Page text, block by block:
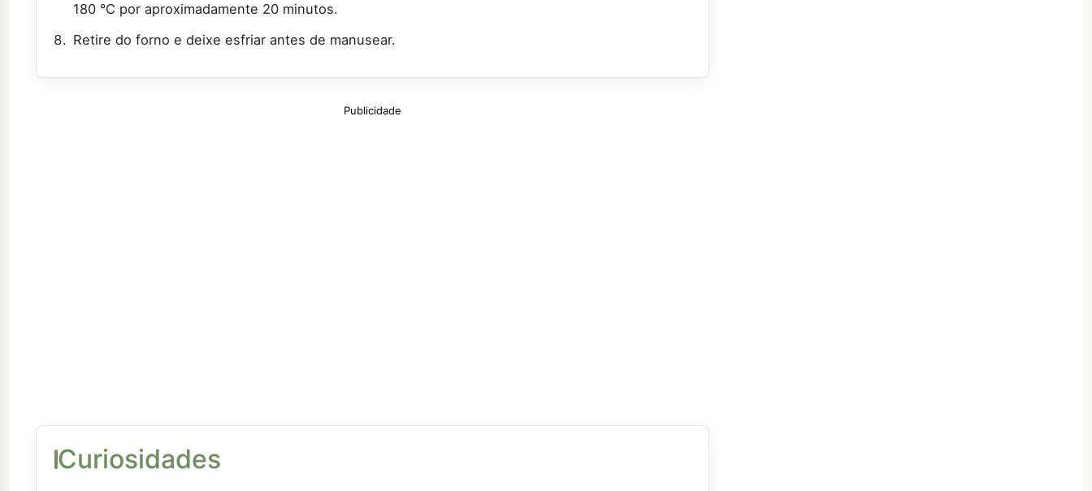
180 °C por aproximadamente 20 minutos.
Retire do forno e deixe esfriar antes de manusear.
Publicidade
Curiosidades